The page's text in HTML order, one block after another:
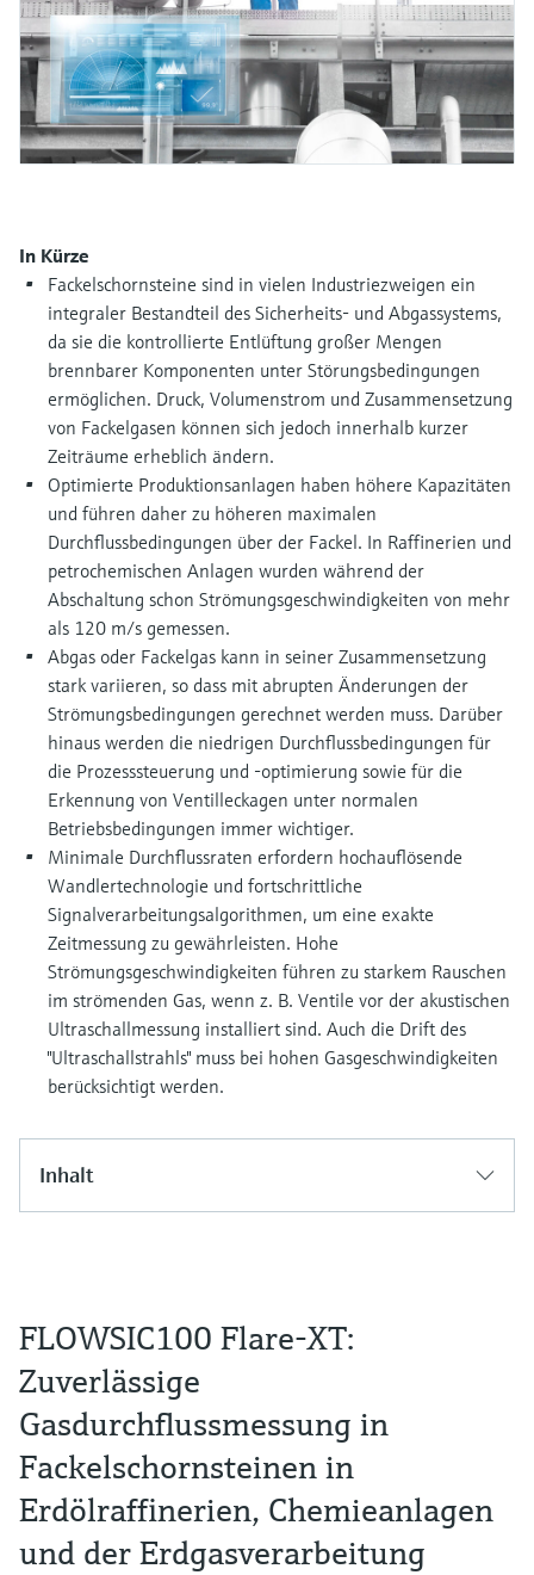
Device Viewer
Produktspezifische Informationen und
Dokumente finden
Ersatzteilsuche
Füllstandsmessung
Füllstandsmessung Druck
Alle ansehen
Analysatoren für Härte, Eisen,
Aluminium & Chromat
Prozessphotometer
Alle ansehen
In Kürze
Fackelschornsteine sind in vielen Industriezweigen ein
integraler Bestandteil des Sicherheits- und Abgassystems,
da sie die kontrollierte Entlüftung großer Mengen
brennbarer Komponenten unter Störungsbedingungen
ermöglichen. Druck, Volumenstrom und Zusammensetzung
von Fackelgasen können sich jedoch innerhalb kurzer
Zeiträume erheblich ändern.
Optimierte Produktionsanlagen haben höhere Kapazitäten
und führen daher zu höheren maximalen
Durchflussbedingungen über der Fackel. In Raffinerien und
petrochemischen Anlagen wurden während der
Abschaltung schon Strömungsgeschwindigkeiten von mehr
als 120 m/s gemessen.
Abgas oder Fackelgas kann in seiner Zusammensetzung
stark variieren, so dass mit abrupten Änderungen der
Strömungsbedingungen gerechnet werden muss. Darüber
hinaus werden die niedrigen Durchflussbedingungen für
die Prozesssteuerung und -optimierung sowie für die
Erkennung von Ventilleckagen unter normalen
Betriebsbedingungen immer wichtiger.
Minimale Durchflussraten erfordern hochauflösende
Wandlertechnologie und fortschrittliche
Signalverarbeitungsalgorithmen, um eine exakte
Zeitmessung zu gewährleisten. Hohe
Strömungsgeschwindigkeiten führen zu starkem Rauschen
im strömenden Gas, wenn z. B. Ventile vor der akustischen
Ultraschallmessung installiert sind. Auch die Drift des
"Ultraschallstrahls" muss bei hohen Gasgeschwindigkeiten
berücksichtigt werden.
Inhalt
FLOWSIC100 Flare-XT:
Zuverlässige
Gasdurchflussmessung in
Fackelschornsteinen in
Erdölraffinerien, Chemieanlagen
und der Erdgasverarbeitung